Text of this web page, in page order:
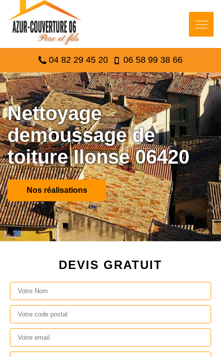
04 82 29 45 20 06 58 99 38 66
Nettoyage
demoussage de
toiture Ilonse 06420
Nos réalisations
DEVIS GRATUIT